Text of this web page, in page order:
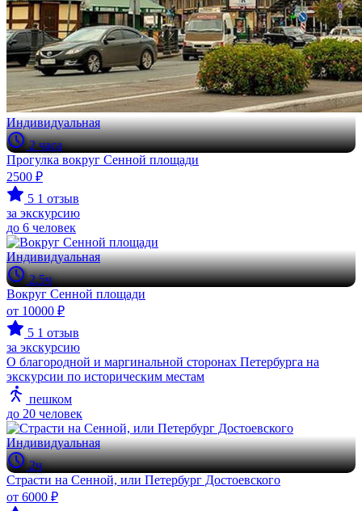
Индивидуальная
2 часа
Прогулка вокруг Сенной площади
2500 ₽
5 1 отзыв
за экскурсию
до 6 человек
Индивидуальная
2.5ч
Вокруг Сенной площади
от 10000 ₽
5 1 отзыв
за экскурсию
О благородной и маргинальной сторонах Петербурга на
экскурсии по историческим местам
пешком
до 20 человек
Индивидуальная
2ч
Страсти на Сенной, или Петербург Достоевского
от 6000 ₽